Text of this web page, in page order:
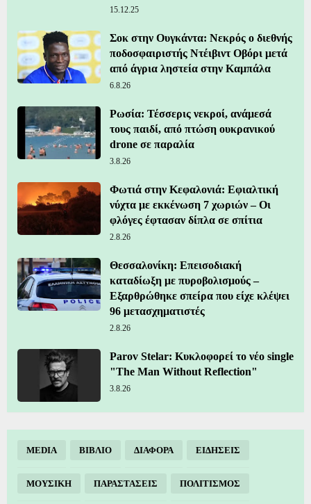
15.12.25
Σοκ στην Ουγκάντα: Νεκρός ο διεθνής
ποδοσφαιριστής Ντέιβιντ Οβόρι μετά
από άγρια ληστεία στην Καμπάλα
6.8.26
Ρωσία: Τέσσερις νεκροί, ανάμεσά
τους παιδί, από πτώση ουκρανικού
drone σε παραλία
3.8.26
Φωτιά στην Κεφαλονιά: Εφιαλτική
νύχτα με εκκένωση 7 χωριών – Οι
φλόγες έφτασαν δίπλα σε σπίτια
2.8.26
Θεσσαλονίκη: Επεισοδιακή
καταδίωξη με πυροβολισμούς –
Εξαρθρώθηκε σπείρα που είχε κλέψει
96 μετασχηματιστές
2.8.26
Parov Stelar: Κυκλοφορεί το νέο single
"The Man Without Reflection"
3.8.26
MEDIA ΒΙΒΛΙΟ ΔΙΑΦΟΡΑ ΕΙΔΗΣΕΙΣ
ΜΟΥΣΙΚΗ ΠΑΡΑΣΤΑΣΕΙΣ ΠΟΛΙΤΙΣΜΟΣ